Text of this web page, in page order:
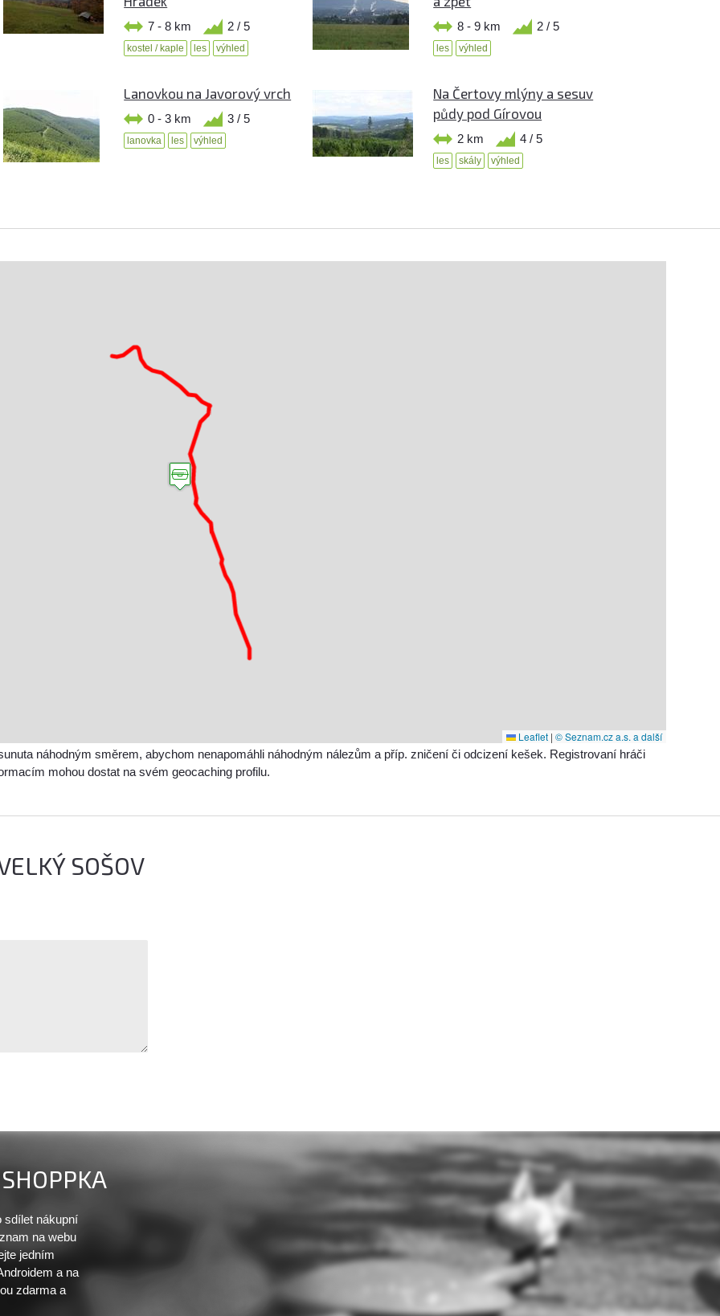
7 - 8 km 2 / 5
kostel / kaple les výhled
8 - 9 km 2 / 5
les výhled
Lanovkou na Javorový vrch
0 - 3 km 3 / 5
lanovka les výhled
Na Čertovy mlýny a sesuv
půdy pod Gírovou
2 km 4 / 5
les skály výhled
Leaflet | © Seznam.cz a.s. a další
náhodným směrem, abychom nenapomáhli náhodným nálezům a příp. zničení či odcizení kešek. Registrovaní hráči
mohou dostat na svém geocaching profilu.
SOŠOV
sdílet nákupní
na webu
jedním
a na
zdarma a